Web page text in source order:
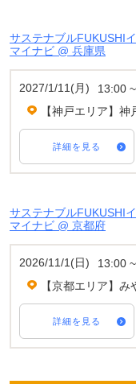
サステナブルFUKUSHI
マイナビ @ 兵庫県
2027/1/11(月)
13:00
【神戸エリア】
詳細を見る
サステナブルFUKUSHI
マイナビ @ 京都府
2026/11/1(日)
13:00
【京都エリア】
詳細を見る